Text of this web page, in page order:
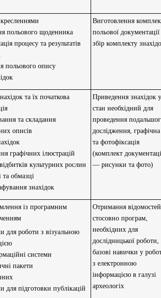
польового щоденника
процесу та результатів
польового опису
Виготовлення
польової документації
збір комплекту
та їх початкова
та складання
описів
графічних ілюстрацій
культурних рослин
та обмазці
знахідок
Приведення знахідок у
стан необхідний для
проведення
дослідження, графічна
та фотофіксація
(комплект
— рисунки та фото)
із програмним
для роботи з візуальною
системи
пакети
для підготовки публікацій
Отримання відомостей
стосовно програм,
необхідних для
дослідницької роботи,
базові навички у
з електронною
інформацією в галузі
археологіх